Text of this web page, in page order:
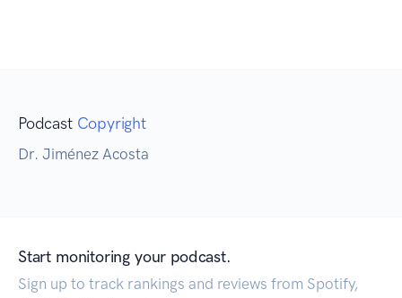
Podcast Copyright
Dr. Jiménez Acosta
Start monitoring your podcast.
Sign up to track rankings and reviews from Spotify,